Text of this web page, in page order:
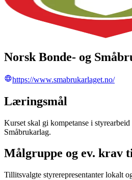
Norsk Bonde- og
https://www.smabrukarlaget.no/
Læringsmål
Kurset skal gi kompetanse i
Småbrukarlag.
Målgruppe og ev. krav
Tillitsvalgte styrerepresentanter lokalt